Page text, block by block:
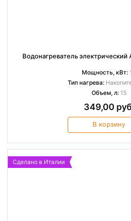
Водонагреватель электрический
Мощность, кВт:
Тип нагрева:
Объем, л: 15
349,00
В корзину
Сделано в Италии